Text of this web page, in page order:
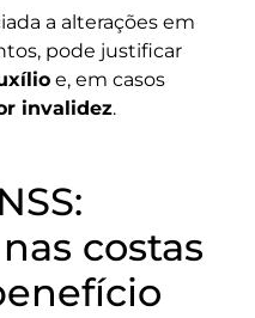
a alterações em
pode justificar
e, em casos
invalidez.
costas